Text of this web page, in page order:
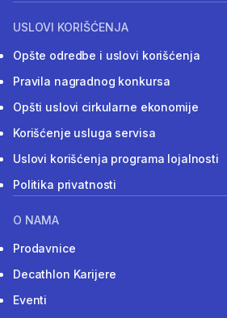
USLOVI KORIŠĆENJA
Opšte odredbe i uslovi korišćenja
Pravila nagradnog konkursa
Opšti uslovi cirkularne ekonomije
Korišćenje usluga servisa
Uslovi korišćenja programa lojalnosti
Politika privatnosti
O NAMA
Prodavnice
Decathlon Karijere
Eventi